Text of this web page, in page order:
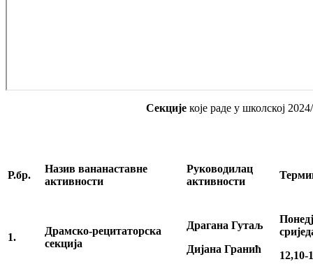
Секције које раде у школској
Р.бр.
Назив вананаставне
активности
Руководилац
активности
1.
Драмско-рецитаторска
секција
Драгана Гутаљ
Дијана Гранић
12,10-